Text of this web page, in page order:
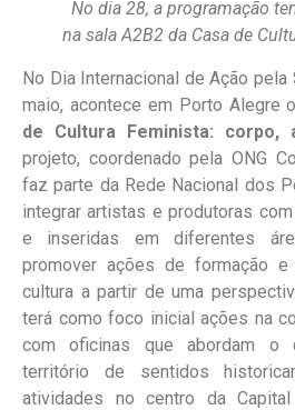
No dia 28, a programação
na sala A2B2 da Casa de
No Dia Internacional de Ação pela
maio, acontece em Porto Alegre
de Cultura Feminista: corpo,
projeto, coordenado pela ONG
faz parte da Rede Nacional dos
integrar artistas e produtoras
e inseridas em diferentes
promover ações de formação
cultura a partir de uma
terá como foco inicial ações na
com oficinas que abordam o
território de sentidos
atividades no centro da